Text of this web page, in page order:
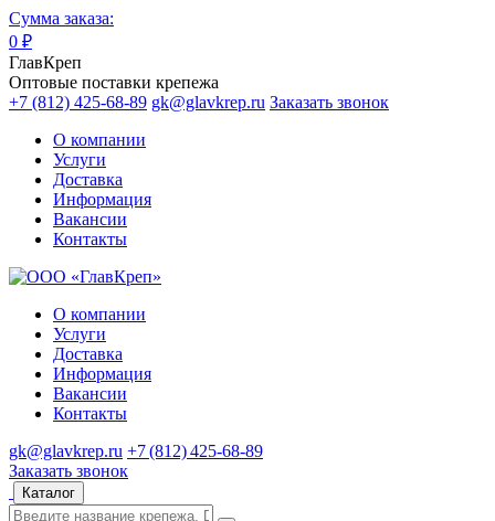
Сумма заказа:
0 ₽
ГлавКреп
Оптовые поставки крепежа
+7 (812) 425-68-89 gk@glavkrep.ru Заказать звонок
О компании
Услуги
Доставка
Информация
Вакансии
Контакты
О компании
Услуги
Доставка
Информация
Вакансии
Контакты
gk@glavkrep.ru +7 (812) 425-68-89
Заказать звонок
Каталог